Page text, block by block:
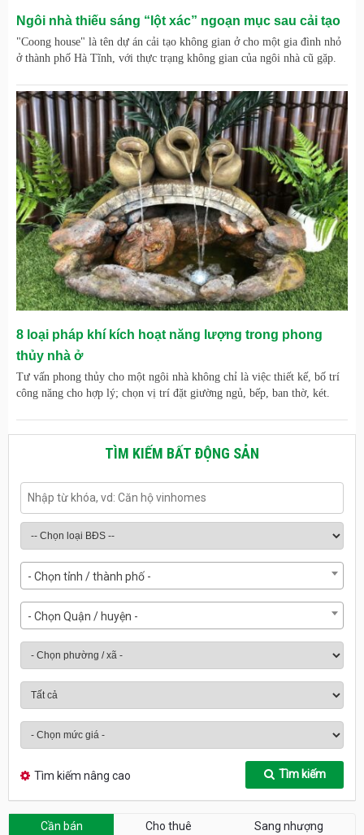
Ngôi nhà thiếu sáng “lột xác” ngoạn mục sau cải tạo
"Coong house" là tên dự án cải tạo không gian ở cho một gia đình nhỏ
ở thành phố Hà Tĩnh, với thực trạng không gian của ngôi nhà cũ gặp.
8 loại pháp khí kích hoạt năng lượng trong phong
thủy nhà ở
Tư vấn phong thủy cho một ngôi nhà không chỉ là việc thiết kế, bố trí
công năng cho hợp lý; chọn vị trí đặt giường ngủ, bếp, ban thờ, két.
TÌM KIẾM BẤT ĐỘNG SẢN
- Chọn tỉnh / thành phố -
- Chọn Quận / huyện -
Tìm kiếm nâng cao Tìm kiếm
Cần bán Cho thuê Sang nhượng